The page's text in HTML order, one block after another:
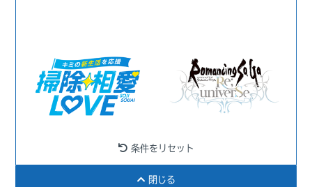
条件をリセット
閉じる